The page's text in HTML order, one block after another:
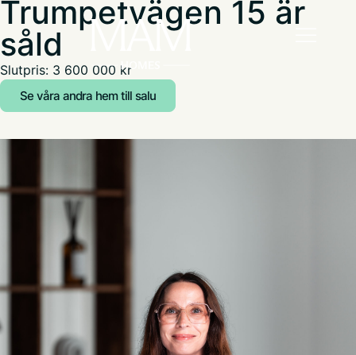
Trumpetvägen 15 är
såld
Slutpris: 3 600 000 kr
Se våra andra hem till salu